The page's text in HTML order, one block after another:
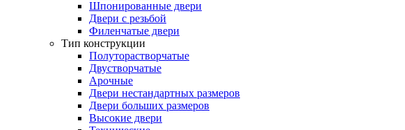
Шпонированные двери
Двери с резьбой
Филенчатые двери
Тип конструкции
Полуторастворчатые
Двустворчатые
Арочные
Двери нестандартных размеров
Двери больших размеров
Высокие двери